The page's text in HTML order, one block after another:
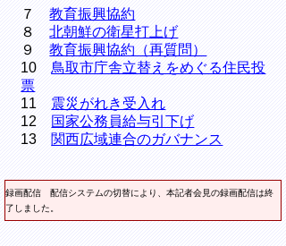
７教育振興協約
８北朝鮮の衛星打上げ
９教育振興協約（再質問）
10 鳥取市庁舎立替えをめぐる住民投
票
11 震災がれき受入れ
12 国家公務員給与引下げ
13 関西広域連合のガバナンス
録画配信 配信システムの切替により、本記者会見の録画配信は終
了しました。